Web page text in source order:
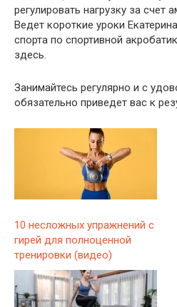
регулировать нагрузку за счет
Ведет короткие уроки
спорта по спортивной
здесь.
Занимайтесь регулярно и с
обязательно приведет вас к
10 несложных упражнений с
гирей для полноценной
тренировки (видео)